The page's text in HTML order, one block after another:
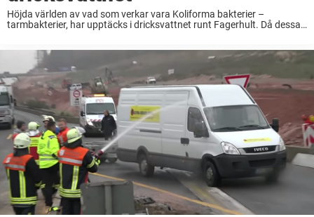
Höjda världen av vad som verkar vara Koliforma bakterier –
tarmbakterier, har upptäcks i dricksvattnet runt Fagerhult. Då dessa